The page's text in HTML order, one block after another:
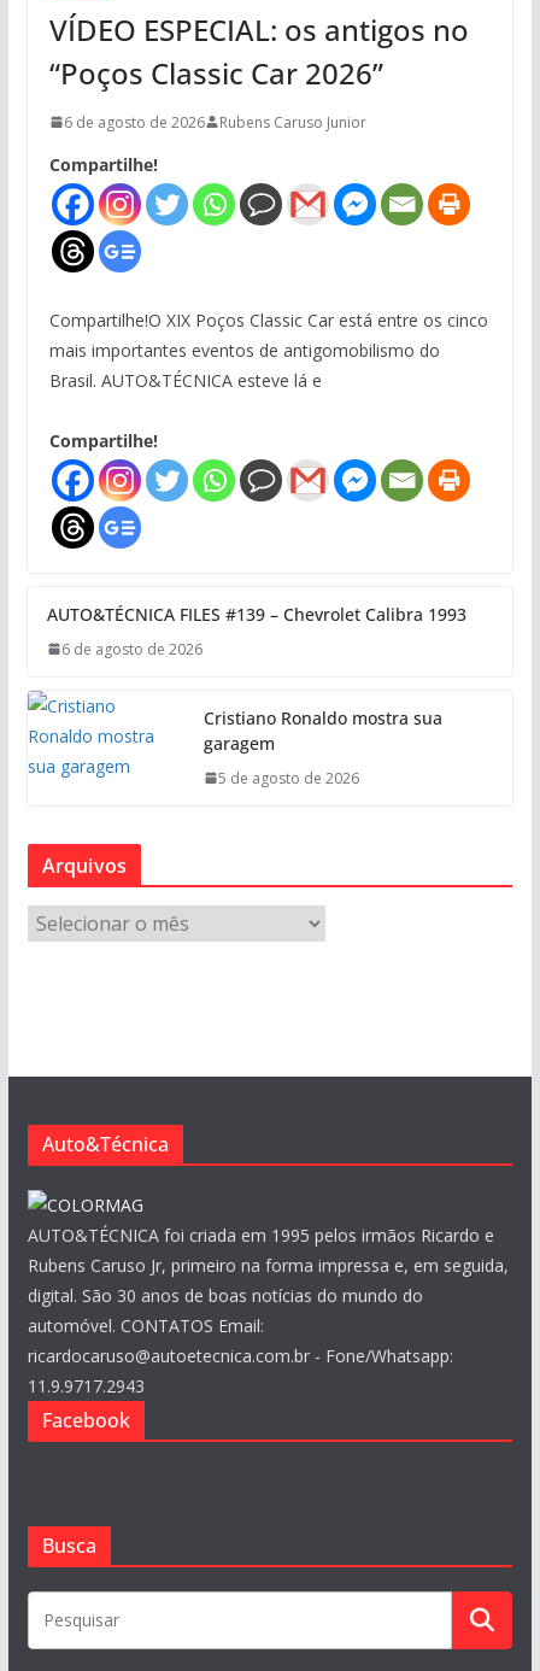
VÍDEO ESPECIAL: os antigos no
“Poços Classic Car 2026”
6 de agosto de 2026 Rubens Caruso Junior
Compartilhe!
Compartilhe!O XIX Poços Classic Car está entre os cinco
mais importantes eventos de antigomobilismo do
Brasil. AUTO&TÉCNICA esteve lá e
Compartilhe!
AUTO&TÉCNICA FILES #139 – Chevrolet Calibra 1993
6 de agosto de 2026
Cristiano Ronaldo mostra sua
garagem
5 de agosto de 2026
Arquivos
r
s
Auto&Técnica
AUTO&TÉCNICA foi criada em 1995 pelos irmãos Ricardo e
Rubens Caruso Jr, primeiro na forma impressa e, em seguida,
digital. São 30 anos de boas notícias do mundo do
automóvel. CONTATOS Email:
ricardocaruso@autoetecnica.com.br - Fone/Whatsapp:
11.9.9717.2943
Facebook
Busca